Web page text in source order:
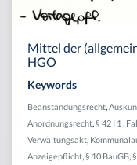
Mittel der
HGO
Keywords
Beanstandungsrecht
Anordnungsrecht § 42 I 1 .
Verwaltungsakt
Anzeigepflicht § 10 BauGB